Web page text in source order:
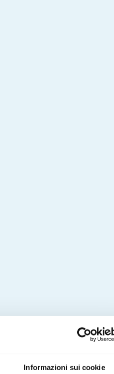
Informazioni sui cookie